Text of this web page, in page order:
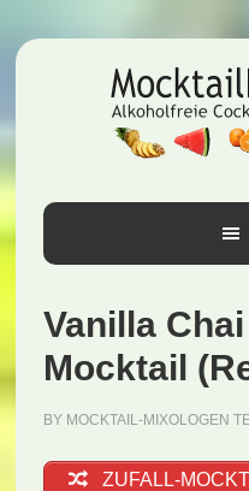
Hauptnavigation
Inhalt
Seitenspalte
Vanilla
Mocktail
BY MOCKTAIL-MIXOLOGEN
ZUFALL-